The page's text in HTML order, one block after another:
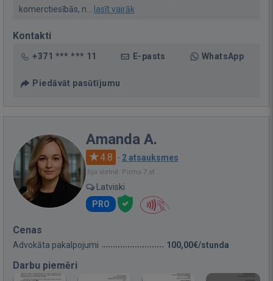
komerctiesībās, n... lasīt vairāk
Kontakti
+371 *** *** 11 E-pasts WhatsApp
Piedāvāt pasūtījumu
Amanda A.
4.8 · 2 atsauksmes
Bija vietnē: Pirms 7 st.
Latviski
PRO
Cenas
Advokāta pakalpojumi 100,00€/stunda
Darbu piemēri